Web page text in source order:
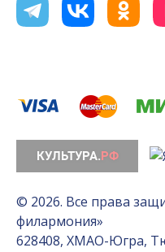
© 2026. Все права
филармония»
628408, ХМАО-Югра,